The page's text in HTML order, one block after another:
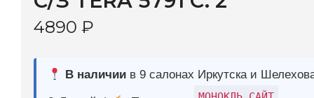
В КОРЗИНУ